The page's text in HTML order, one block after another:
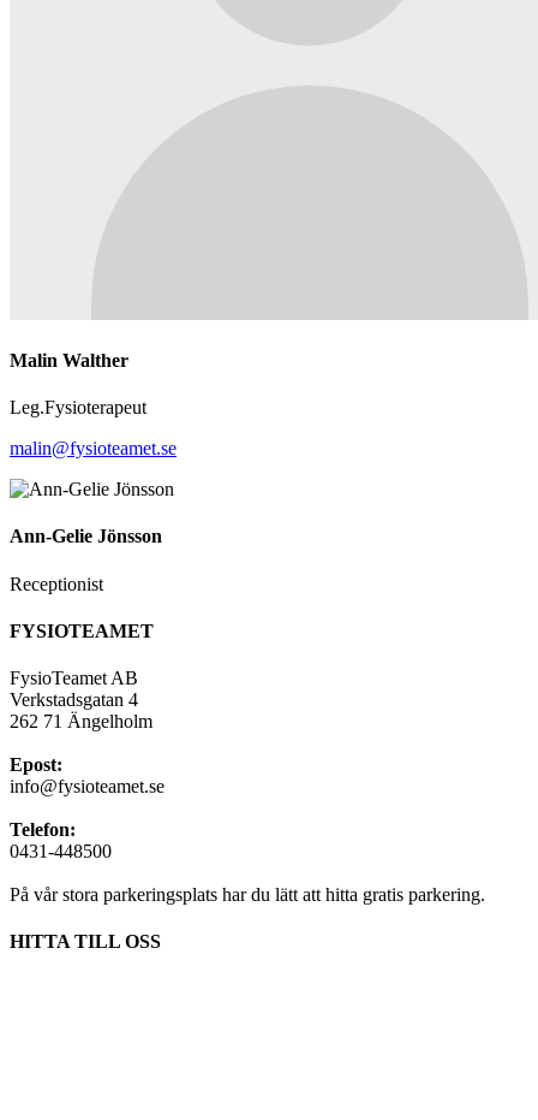
Malin Walther
Leg.Fysioterapeut
malin@fysioteamet.se
Ann-Gelie Jönsson
Receptionist
FYSIOTEAMET
FysioTeamet AB
Verkstadsgatan 4
262 71 Ängelholm
Epost:
info@fysioteamet.se
Telefon:
0431-448500
På vår stora parkeringsplats har du lätt att hitta gratis parkering.
HITTA TILL OSS